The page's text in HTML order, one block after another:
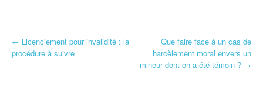
Navigation d'article
← Licenciement pour invalidité : la
procédure à suivre
Que faire face à un cas de
harcèlement moral envers un
mineur dont on a été témoin ? →